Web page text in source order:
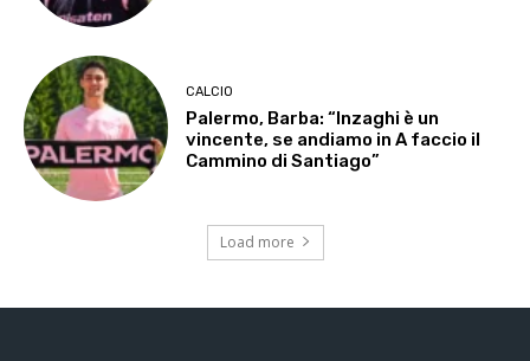
CALCIO
Palermo, Barba: “Inzaghi è un
vincente, se andiamo in A faccio il
Cammino di Santiago”
Load more